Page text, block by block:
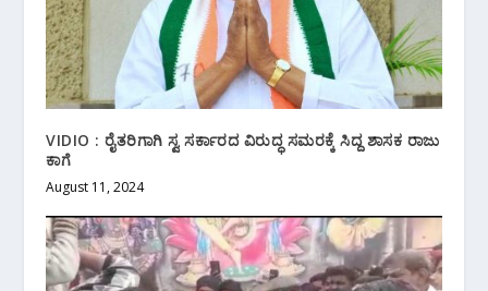
VIDIO : ರೈತರಿಗಾಗಿ ಸ್ವ ಸರ್ಕಾರದ ವಿರುದ್ಧ ಸಮರಕ್ಕೆ ಸಿದ್ದ ಶಾಸಕ ರಾಜು
ಕಾಗೆ
August 11, 2024